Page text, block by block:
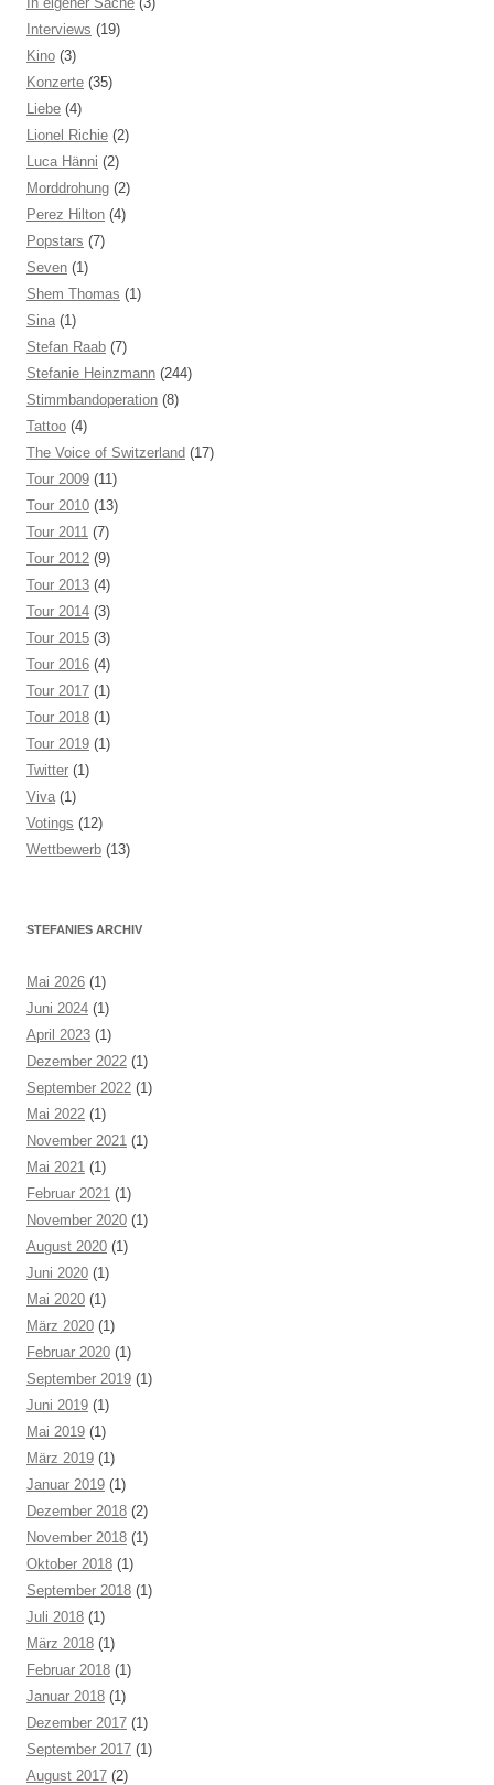
Interviews (19)
Kino (3)
Konzerte (35)
Liebe (4)
Lionel Richie (2)
Luca Hänni (2)
Morddrohung (2)
Perez Hilton (4)
Popstars (7)
Seven (1)
Shem Thomas (1)
Sina (1)
Stefan Raab (7)
Stefanie Heinzmann (244)
Stimmbandoperation (8)
Tattoo (4)
The Voice of Switzerland (17)
Tour 2009 (11)
Tour 2010 (13)
Tour 2011 (7)
Tour 2012 (9)
Tour 2013 (4)
Tour 2014 (3)
Tour 2015 (3)
Tour 2016 (4)
Tour 2017 (1)
Tour 2018 (1)
Tour 2019 (1)
Twitter (1)
Viva (1)
Votings (12)
Wettbewerb (13)
STEFANIES ARCHIV
Mai 2026 (1)
Juni 2024 (1)
April 2023 (1)
Dezember 2022 (1)
September 2022 (1)
Mai 2022 (1)
November 2021 (1)
Mai 2021 (1)
Februar 2021 (1)
November 2020 (1)
August 2020 (1)
Juni 2020 (1)
Mai 2020 (1)
März 2020 (1)
Februar 2020 (1)
September 2019 (1)
Juni 2019 (1)
Mai 2019 (1)
März 2019 (1)
Januar 2019 (1)
Dezember 2018 (2)
November 2018 (1)
Oktober 2018 (1)
September 2018 (1)
Juli 2018 (1)
März 2018 (1)
Februar 2018 (1)
Januar 2018 (1)
Dezember 2017 (1)
September 2017 (1)
August 2017 (2)